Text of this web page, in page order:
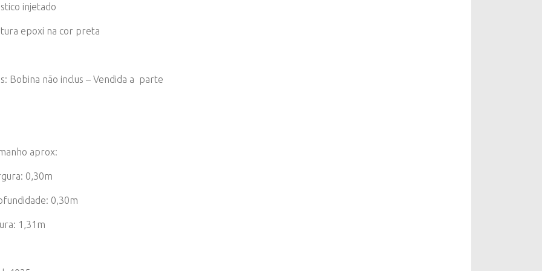
injetado
epoxi na cor preta
Bobina não inclus – Vendida a parte
aprox:
0,30m
0,30m
1,31m